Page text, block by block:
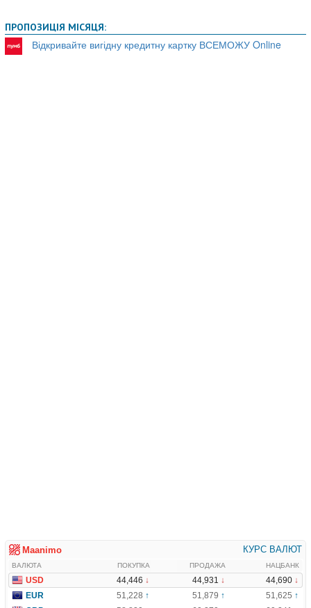
ПРОПОЗИЦІЯ МІСЯЦЯ:
Відкривайте вигідну кредитну картку ВСЕМОЖУ Online